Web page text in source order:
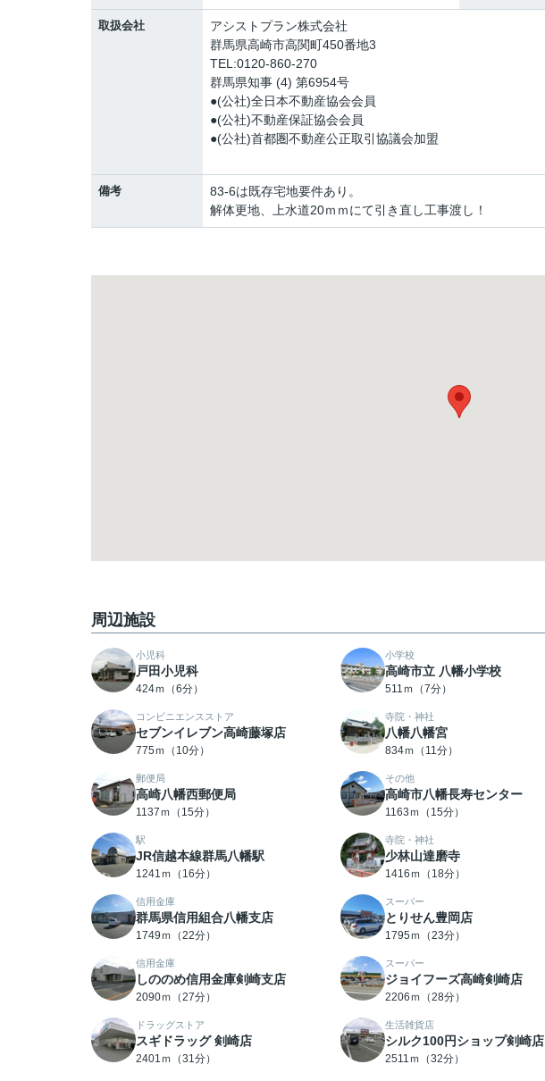
取扱会社
アシストプラン株式会社
群馬県高崎市高関町450番地3
TEL:0120-860-270
群馬県知事 (4) 第6954号
●(公社)全日本不動産協会会員
●(公社)不動産保証協会会員
●(公社)首都圏不動産公正取引協議会加盟
備考
83-6は既存宅地要件あり。
解体更地、上水道20ｍｍにて引き直し工事渡し！
周辺施設
小児科
戸田小児科
424ｍ（6分）
小学校
高崎市立 八幡小学校
511ｍ（7分）
コンビニエンスストア
セブンイレブン高崎藤塚店
775ｍ（10分）
寺院・神社
八幡八幡宮
834ｍ（11分）
郵便局
高崎八幡西郵便局
1137ｍ（15分）
その他
高崎市八幡長寿センター
1163ｍ（15分）
駅
JR信越本線群馬八幡駅
1241ｍ（16分）
寺院・神社
少林山達磨寺
1416ｍ（18分）
信用金庫
群馬県信用組合八幡支店
1749ｍ（22分）
スーパー
とりせん豊岡店
1795ｍ（23分）
信用金庫
しののめ信用金庫剣崎支店
2090ｍ（27分）
スーパー
ジョイフーズ高崎剣崎店
2206ｍ（28分）
ドラッグストア
スギドラッグ 剣崎店
2401ｍ（31分）
生活雑貨店
シルク100円ショップ剣崎店
2511ｍ（32分）